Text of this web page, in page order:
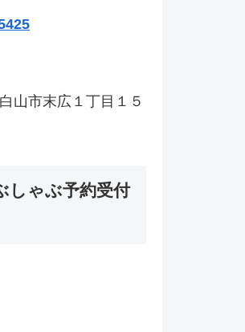
山市末広１丁目１５
しゃぶ予約受付